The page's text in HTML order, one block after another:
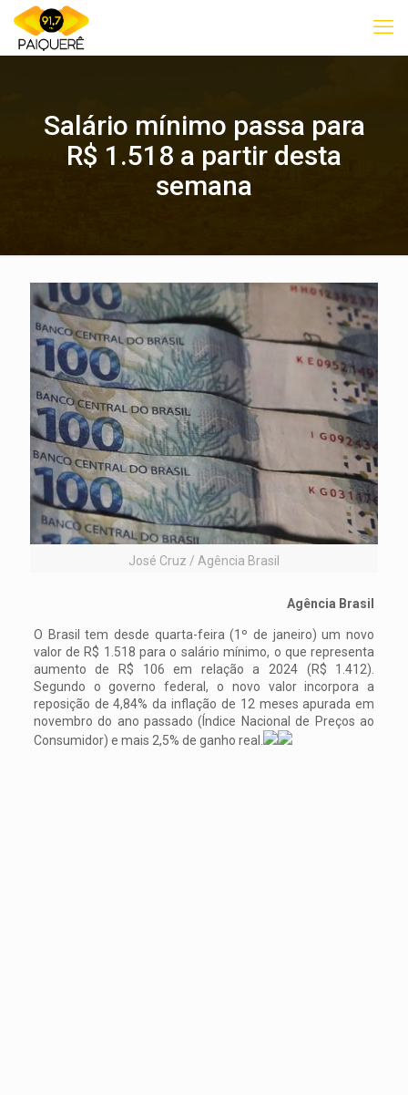
Salário mínimo passa para
R$ 1.518 a partir desta
semana
José Cruz / Agência Brasil
Agência Brasil
O Brasil tem desde quarta-feira (1º de janeiro) um novo
valor de R$ 1.518 para o salário mínimo, o que representa
aumento de R$ 106 em relação a 2024 (R$ 1.412).
Segundo o governo federal, o novo valor incorpora a
reposição de 4,84% da inflação de 12 meses apurada em
novembro do ano passado (Índice Nacional de Preços ao
Consumidor) e mais 2,5% de ganho real.